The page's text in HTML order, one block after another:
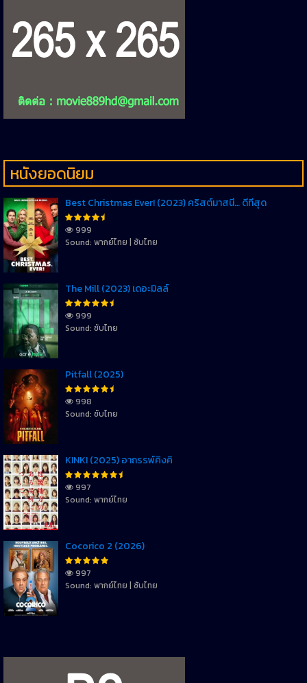
หนังยอดนิยม
Best Christmas Ever! (2023) คริสต์มาสนี้… ดีที่สุด
999
Sound: พากย์ไทย | ซับไทย
The Mill (2023) เดอะมิลล์
999
Sound: ซับไทย
Pitfall (2025)
998
Sound: ซับไทย
KINKI (2025) อาถรรพ์คิงคิ
997
Sound: พากย์ไทย
Cocorico 2 (2026)
997
Sound: พากย์ไทย | ซับไทย